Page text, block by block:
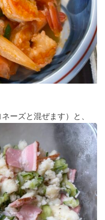
ーズと混ぜます）と、